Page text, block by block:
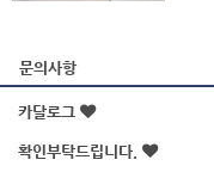
문의사항
카달로그
확인부탁드립니다.